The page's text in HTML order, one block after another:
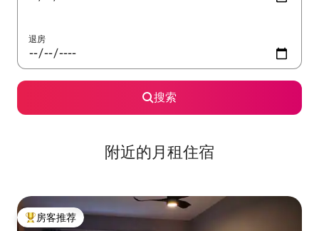
退房
搜索
附近的月租住宿
热门「房客推荐」
房客推荐